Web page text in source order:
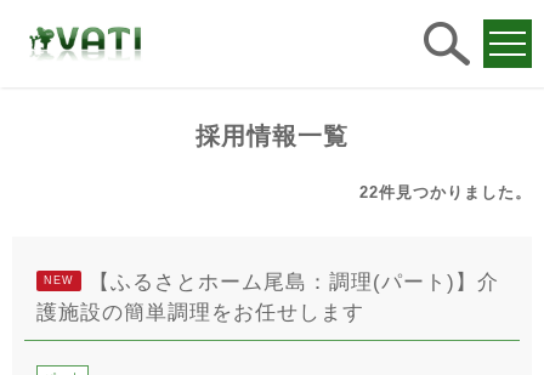
採用情報一覧
22件 見つかりました。
NEW
【ふるさとホーム尾島：調理(パート)】介
護施設の簡単調理をお任せします